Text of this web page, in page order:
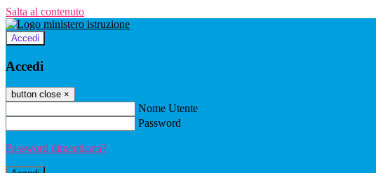
Salta al contenuto
Accedi
Accedi
button close ×
Nome Utente
Password
Password dimenticata?